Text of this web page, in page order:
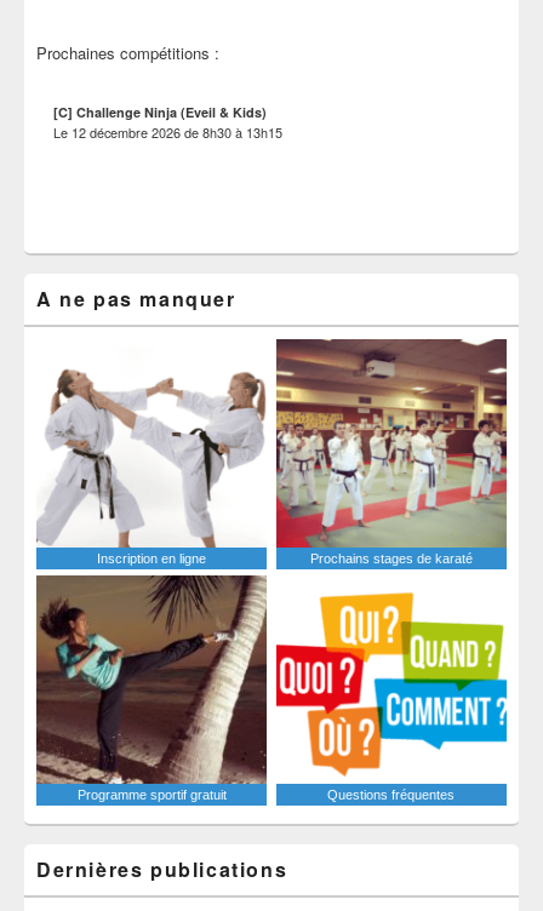
Prochaines compétitions :
[C] Challenge Ninja (Eveil & Kids)
Le 12 décembre 2026de8h30à 13h15
A ne pas manquer
Inscription en ligne Prochains stages de karaté
Programme sportif gratuit Questions fréquentes
Dernières publications